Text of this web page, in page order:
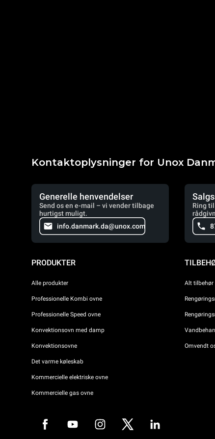
Kontaktoplysninger for Unox
Generelle henvendelser
Send os en e-mail – vi vender tilbage
hurtigst muligt.
info.danmark.da@unox.com
Ring
PRODUKTER
Alle produkter
Professionelle Kombi ovne
Professionelle Speed ovne
Konvektionsovn med damp
Konvektionsovne
Det varme køleskab
Kommercielle elektriske ovne
Kommercielle gas ovne
Alt tilbehør
Omvendt